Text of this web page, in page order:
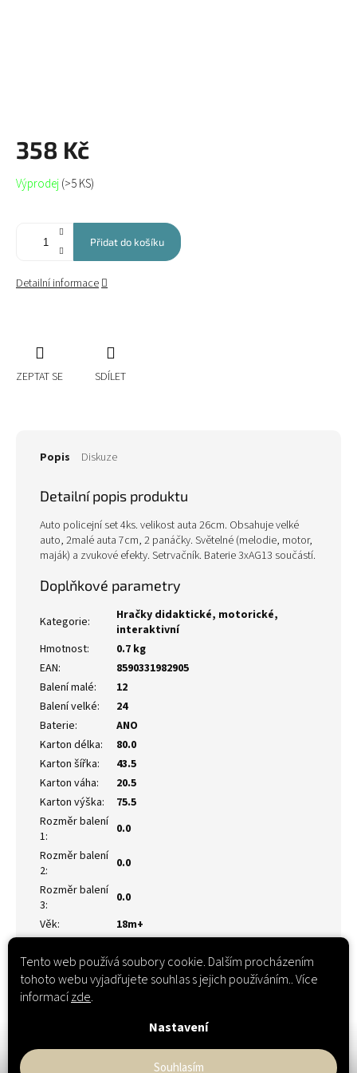
Tento web používá soubory cookie. Dalším procházením
tohoto webu vyjadřujete souhlas s jejich používáním.. Více
informacízde.
Nastavení
Souhlasím
358 Kč
Měrná
cena:
Výprodej(>5 KS)
Přidat do košíku
Detailní informace
ZEPTAT SE SDÍLET
Popis Diskuze
Detailní popis produktu
Auto policejní set 4ks. velikost auta 26cm. Obsahuje velké
auto, 2malé auta 7cm, 2 panáčky. Světelné (melodie, motor,
maják) a zvukové efekty. Setrvačník. Baterie 3xAG13 součástí.
Doplňkové parametry
Kategorie:
Hračky didaktické, motorické,
interaktivní
Hmotnost:
0.7 kg
EAN:
8590331982905
Balení malé:
12
Balení velké:
24
Baterie:
ANO
Karton délka:
80.0
Karton šířka:
43.5
Karton váha:
20.5
Karton výška:
75.5
Rozměr balení
1:
0.0
Rozměr balení
2:
0.0
Rozměr balení
3:
0.0
Věk: 18m+